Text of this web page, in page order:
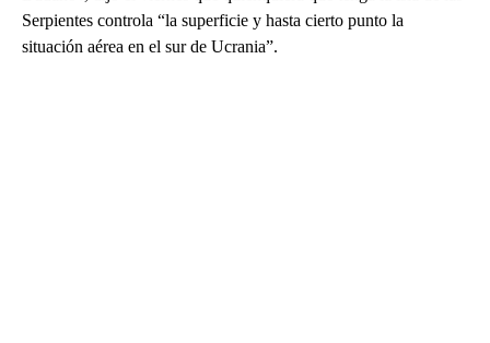
Serpientes controla “la superficie y hasta cierto punto la
situación aérea en el sur de Ucrania”.